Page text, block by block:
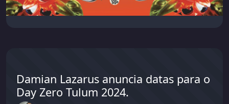
Damian Lazarus anuncia datas para o
Day Zero Tulum 2024.